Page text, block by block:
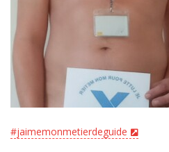
#jaimemonmetierdeguide